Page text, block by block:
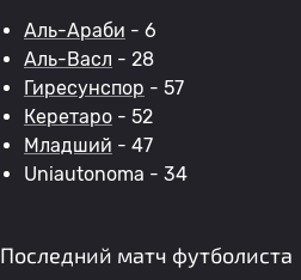
Аль-Араби - 6
Аль-Васл - 28
Гиресунспор - 57
Керетаро - 52
Младший - 47
Uniautonoma - 34
Последний матч футболиста